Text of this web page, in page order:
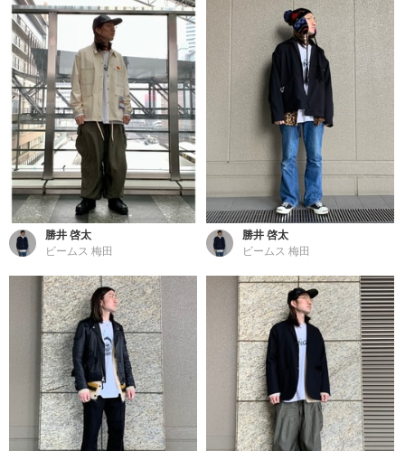
勝井 啓太
ビームス 梅田
勝井 啓太
ビームス 梅田